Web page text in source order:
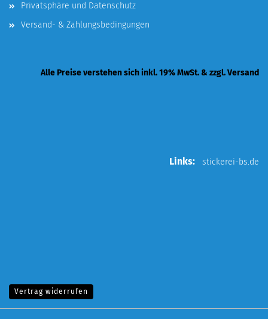
Privatsphäre und Datenschutz
Versand- & Zahlungsbedingungen
Alle Preise verstehen sich inkl. 19% MwSt. & zzgl. Versand
Links: stickerei-bs.de
Vertrag widerrufen